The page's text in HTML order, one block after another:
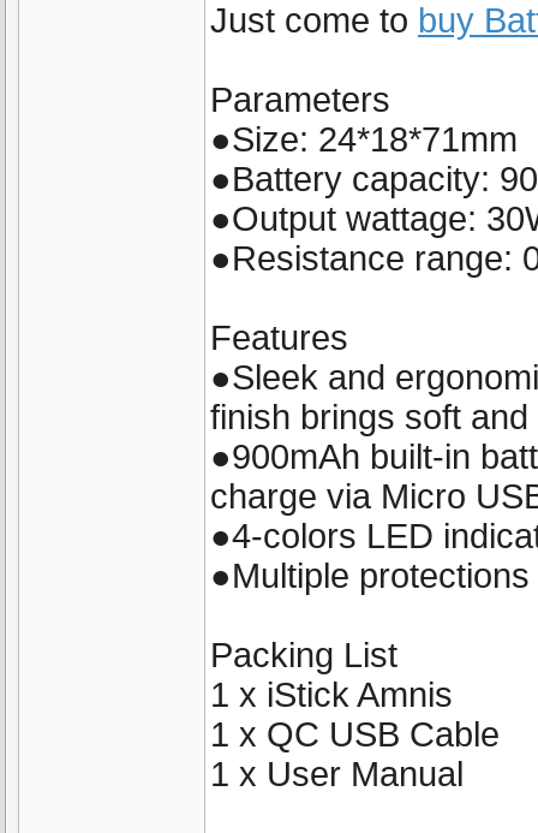
Just come to buy
Parameters
●Size: 24*18*71mm
●Battery capacity:
●Output wattage:
●Resistance range:
Features
●Sleek and
finish brings soft
●900mAh built-in
charge via Micro
●4-colors LED
●Multiple
Packing List
1 x iStick Amnis
1 x QC USB Cable
1 x User Manual